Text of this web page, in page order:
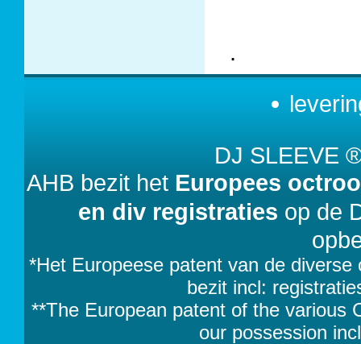
.
DJ
AHB bezit het Europees
en div registraties op de
*Het Europeese patent van de
bezit incl:
**The European patent of the various
our possession